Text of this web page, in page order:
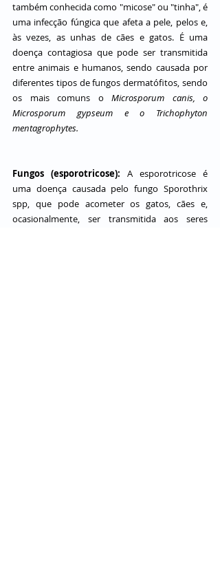
também conhecida como "micose" ou "tinha", é
uma infecção fúngica que afeta a pele, pelos e,
às vezes, as unhas de cães e gatos. É uma
doença contagiosa que pode ser transmitida
entre animais e humanos, sendo causada por
diferentes tipos de fungos dermatófitos, sendo
os mais comuns o Microsporum canis, o
Microsporum gypseum e o Trichophyton
mentagrophytes.
Fungos (esporotricose): A esporotricose é
uma doença causada pelo fungo Sporothrix
spp, que pode acometer os gatos, cães e,
ocasionalmente, ser transmitida aos seres